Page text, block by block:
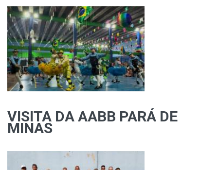
VISITA DA AABB PARÁ DE
MINAS